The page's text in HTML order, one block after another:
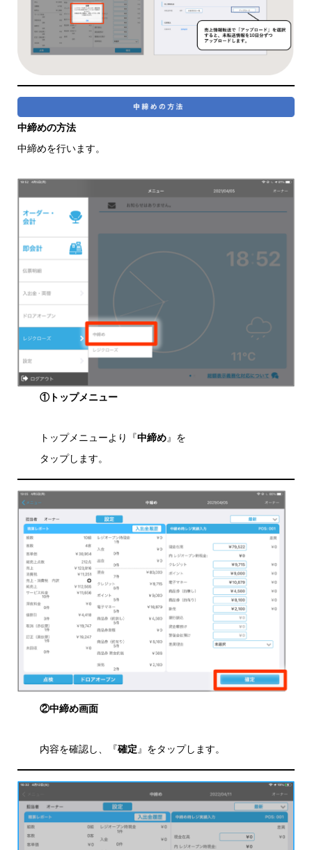
中締めの方法
中締めを行います。
①トップメニュー
トップメニューより『中締め』を
タップします。
②中締め画面
内容を確認し、『確定』をタップします。